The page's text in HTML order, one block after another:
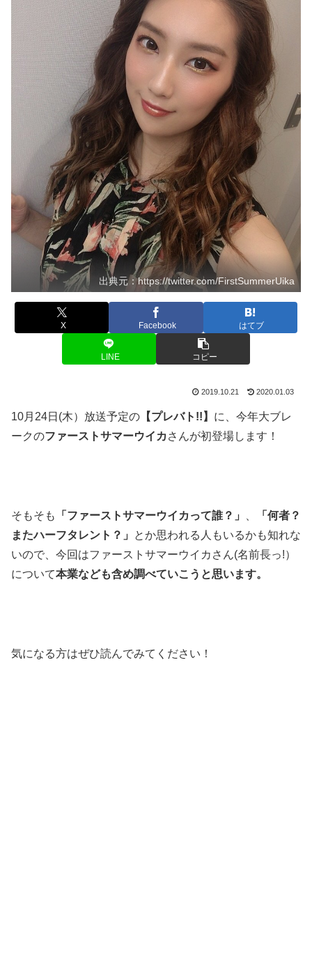
出典元：https://twitter.com/FirstSummerUika
X Facebook はてブ
LINE コピー
2019.10.21 2020.01.03
10月24日(木）放送予定の 【プレバト!!】 に、今年大ブレ
ークのファーストサマーウイカ さんが初登場します！
そもそも 「ファーストサマーウイカって誰？」
「何者？
またハーフタレント？」
とか思われる人もいるかも知れな
いので、今回はファーストサマーウイカさん(名前長っ!）
について本業なども含め調べていこうと思います。
気になる方はぜひ読んでみてください！